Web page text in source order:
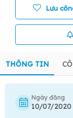
Lưu
THÔNG TIN
Ngày đăng
10/07/2020